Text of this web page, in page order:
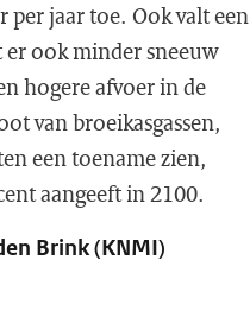
per jaar toe. Ook valt een
er ook minder sneeuw
hogere afvoer in de
van broeikasgassen,
een toename zien,
aangeeft in 2100.
Brink (KNMI)